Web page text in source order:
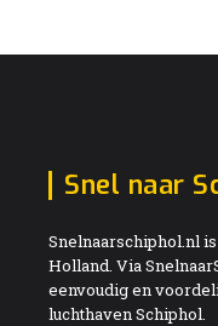
Snel naar
Snelnaarschiphol.nl
Holland. Via
eenvoudig en
luchthaven Schiphol.